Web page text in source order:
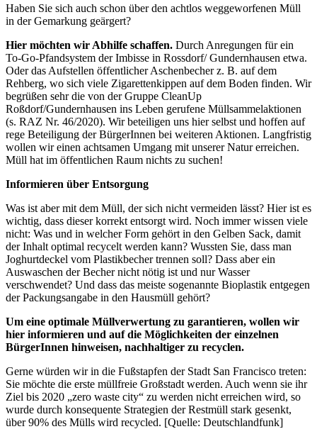
Haben Sie sich auch schon über den achtlos weggeworfenen Müll
in der Gemarkung geärgert?
Hier möchten wir Abhilfe schaffen. Durch Anregungen für ein
To-Go-Pfandsystem der Imbisse in Rossdorf/ Gundernhausen etwa.
Oder das Aufstellen öffentlicher Aschenbecher z. B. auf dem
Rehberg, wo sich viele Zigarettenkippen auf dem Boden finden. Wir
begrüßen sehr die von der Gruppe CleanUp
Roßdorf/Gundernhausen ins Leben gerufene Müllsammelaktionen
(s. RAZ Nr. 46/2020). Wir beteiligen uns hier selbst und hoffen auf
rege Beteiligung der BürgerInnen bei weiteren Aktionen. Langfristig
wollen wir einen achtsamen Umgang mit unserer Natur erreichen.
Müll hat im öffentlichen Raum nichts zu suchen!
Informieren über Entsorgung
Was ist aber mit dem Müll, der sich nicht vermeiden lässt? Hier ist es
wichtig, dass dieser korrekt entsorgt wird. Noch immer wissen viele
nicht: Was und in welcher Form gehört in den Gelben Sack, damit
der Inhalt optimal recycelt werden kann? Wussten Sie, dass man
Joghurtdeckel vom Plastikbecher trennen soll? Dass aber ein
Auswaschen der Becher nicht nötig ist und nur Wasser
verschwendet? Und dass das meiste sogenannte Bioplastik entgegen
der Packungsangabe in den Hausmüll gehört?
Um eine optimale Müllverwertung zu garantieren, wollen wir
hier informieren und auf die Möglichkeiten der einzelnen
BürgerInnen hinweisen, nachhaltiger zu recyclen.
Gerne würden wir in die Fußstapfen der Stadt San Francisco treten:
Sie möchte die erste müllfreie Großstadt werden. Auch wenn sie ihr
Ziel bis 2020 „zero waste city“ zu werden nicht erreichen wird, so
wurde durch konsequente Strategien der Restmüll stark gesenkt,
über 90% des Mülls wird recycled. [Quelle: Deutschlandfunk]